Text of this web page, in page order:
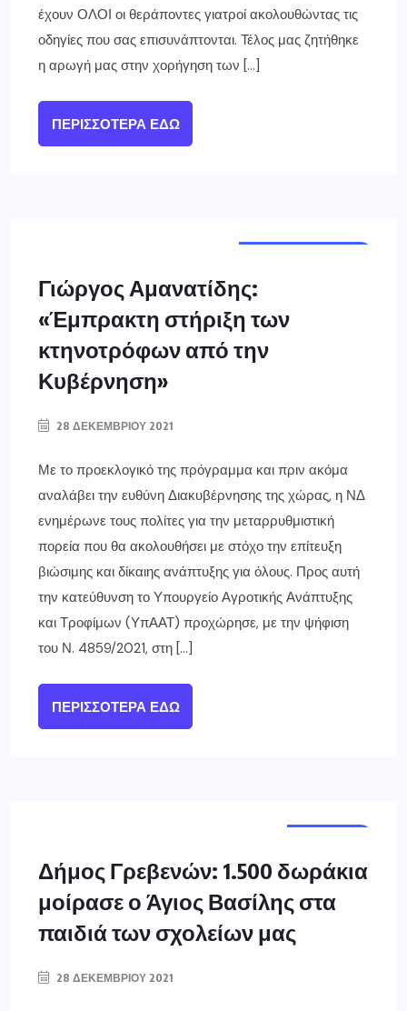
έχουν ΟΛΟΙ οι θεράποντες γιατροί ακολουθώντας τις
οδηγίες που σας επισυνάπτονται. Τέλος μας ζητήθηκε
η αρωγή μας στην χορήγηση των […]
ΠΕΡΙΣΣΌΤΕΡΑ ΕΔΏ
Γιώργος Αμανατίδης:
«Έμπρακτη στήριξη των
κτηνοτρόφων από την
Κυβέρνηση»
28 ΔΕΚΕΜΒΡΊΟΥ 2021
Με το προεκλογικό της πρόγραμμα και πριν ακόμα
αναλάβει την ευθύνη Διακυβέρνησης της χώρας, η ΝΔ
ενημέρωνε τους πολίτες για την μεταρρυθμιστική
πορεία που θα ακολουθήσει με στόχο την επίτευξη
βιώσιμης και δίκαιης ανάπτυξης για όλους. Προς αυτή
την κατεύθυνση το Υπουργείο Αγροτικής Ανάπτυξης
και Τροφίμων (ΥπΑΑΤ) προχώρησε, με την ψήφιση
του Ν. 4859/2021, στη […]
ΠΕΡΙΣΣΌΤΕΡΑ ΕΔΏ
Δήμος Γρεβενών: 1.500 δωράκια
μοίρασε ο Άγιος Βασίλης στα
παιδιά των σχολείων μας
28 ΔΕΚΕΜΒΡΊΟΥ 2021